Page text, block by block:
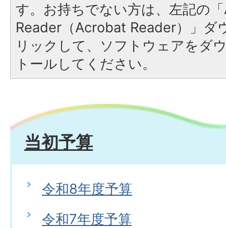
す。お持ちでない方は、左記の
Reader（Acrobat Reader）」ダ
リックして、ソフトウェアをダ
トールしてください。
当初予算
令和8年度予算
令和7年度予算